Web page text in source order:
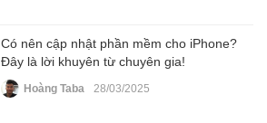
Có nên cập nhật phần mềm cho iPhone?
Đây là lời khuyên từ chuyên gia!
Hoàng Taba 28/03/2025